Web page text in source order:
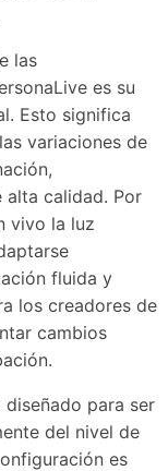
las
es su
Esto significa
variaciones de
alta calidad. Por
vivo la luz
fluida y
los creadores de
cambios
diseñado para ser
del nivel de
es